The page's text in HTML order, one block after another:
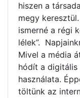
hiszen a
megy
ismerné a régi
lélek”.
Mivel a média
hódít a
használata.
töltünk az